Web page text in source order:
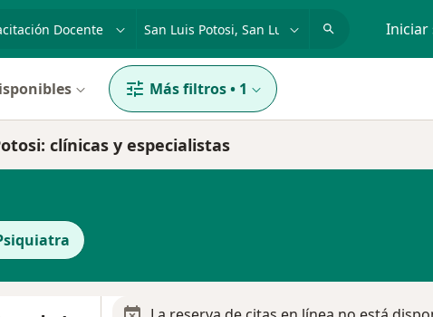
enfermedad o nombre Iniciar
Más filtros• 1
clínicas y especialistas